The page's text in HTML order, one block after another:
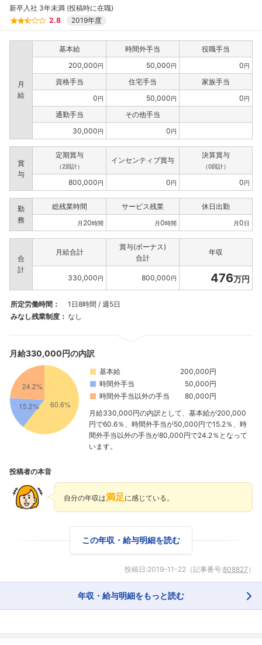
新卒入社 3年未満 (投稿時に在職)
2.8
2019年度
月
給
基本給 時間外手当
役職手当
200,000円 50,000円 0円
資格手当 住宅手当
家族手当
0円 50,000円 0円
通勤手当
その他手当
30,000円 0円
賞
与
定期賞与
（2回計）
インセンティブ賞与
決算賞与
（0回計）
800,000円 0円 0円
勤
務
総残業時間 サービス残業 休日出勤
月 20時間 月0時間 月0日
合
計
月給合計
賞与(ボーナス)
合計
年収
330,000円 800,000円 476万円
所定労働時間：
1日8時間 / 週5日
みなし残業制度： なし
月給330,000円の内訳
基本給
200,000円
時間外手当
50,000円
時間外手当以外の手当
80,000円
月給330,000円の内訳として、基本給が200,000
円で60.6％、時間外手当が50,000円で15.2％、時
間外手当以外の手当が80,000円で24.2％となって
います。
投稿者の本音
自分の年収は満足 に感じている。
この年収・給与明細を読む
投稿日:2019-11-22 （記事番号:808827 ）
年収・給与明細をもっと読む